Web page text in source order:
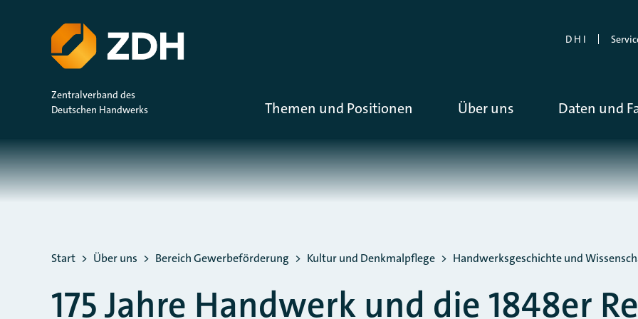
ZUM HAUPTINHALT SPRINGEN
D H I
Zentralverband des
Deutschen Handwerks
Themen und Positionen Über uns Daten und
Sie befinden sich hier:
Start Über uns Bereich Gewerbeförderung Kultur und Denkmalpflege Handwerksgeschichte und
175 Jahre Handwerk und die 1848er